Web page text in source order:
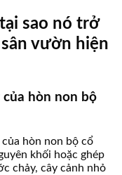
sao nó trở
vườn hiện
hòn non bộ
hòn non bộ cổ
khối hoặc ghép
chảy, cây cảnh nhỏ